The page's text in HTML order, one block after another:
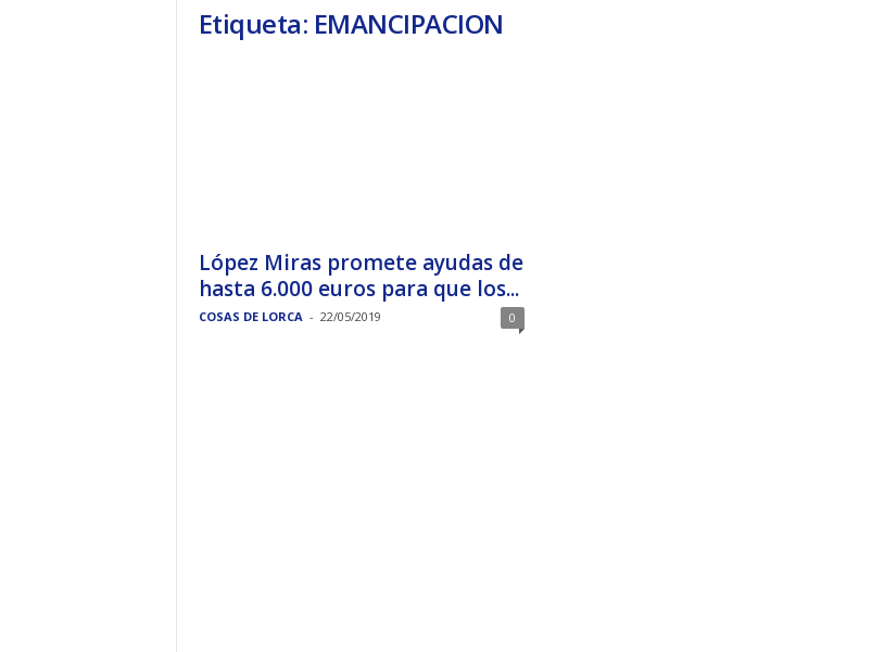
Etiqueta: EMANCIPACION
López Miras promete ayudas de
hasta 6.000 euros para que los...
COSAS DE LORCA - 22/05/2019 0